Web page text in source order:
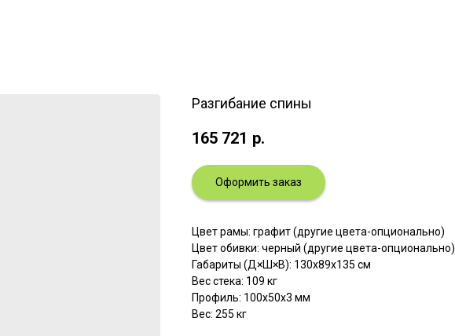
Разгибание спины
165 721 р.
Оформить заказ
Цвет рамы: графит (другие цвета-опционально)
Цвет обивки: черный (другие цвета-опционально)
Габариты (Д×Ш×В): 130x89x135 см
Вес стека: 109 кг
Профиль: 100х50х3 мм
Вес: 255 кг